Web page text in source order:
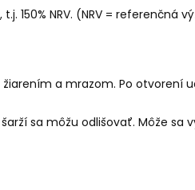
150% NRV. (NRV = referenčná
a mrazom. Po
sa môžu odlišovať. Môže